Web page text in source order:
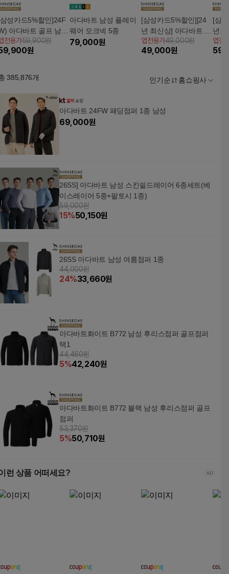
성카드5%할인]24F
아다바트 골프 남성
절기 점퍼
전용가59,900원
원
아다바트 남성 플레이
웨어 모크넥 5종
79,000원
[삼성카드5%할인][24
년 최신상] 아다바트 남
성 패딩 점퍼
앱전용가49,000원
49,000원
[삼
년최
프
어 5
앱전
385,876개 인기순 홈쇼핑사
아다바트 24FW 패딩점퍼 1종 남성
69,000원
26SS] 아다바트 남성 스킨쉴드레이어 6종세트(베
이스레이어 5종+팔토시 1종)
59,000원
15%50,150원
26SS 아다바트 남성 여름점퍼 1종
44,000원
24%33,660원
아다바트화이트 B772 남성 후리스점퍼 골프점퍼
택1
44,460원
5%42,240원
아다바트화이트 B772 블랙 남성 후리스점퍼 골프
점퍼
53,370원
5%50,710원
런 상품 어떠세요?